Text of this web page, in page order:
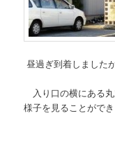
昼過ぎ到着しました
入り口の横にある
様子を見ることができ